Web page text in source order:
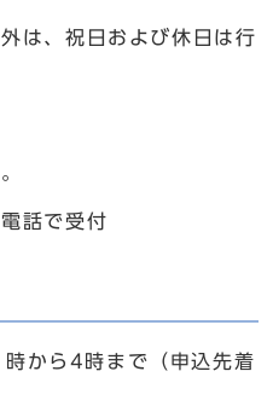
は、祝日および休日は行
話で受付
から4時まで（申込先着